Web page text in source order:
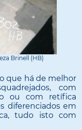
Brinell (HB)
que há de melhor
com
ou com retífica
diferenciados em
tudo isto com